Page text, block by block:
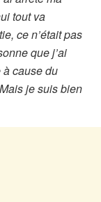
tout va
ce n’était pas
que j’ai
à cause du
je suis bien